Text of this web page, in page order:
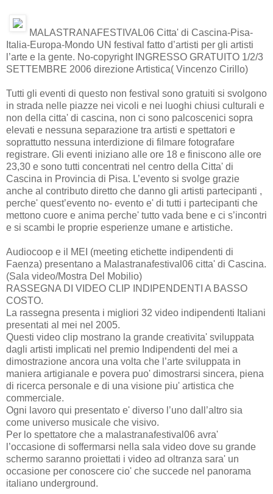
MALASTRANAFESTIVAL06 Citta' di Cascina-Pisa-
Italia-Europa-Mondo UN festival fatto d’artisti per gli artisti
l’arte e la gente. No-copyright INGRESSO GRATUITO 1/2/3
SETTEMBRE 2006 direzione Artistica( Vincenzo Cirillo)
Tutti gli eventi di questo non festival sono gratuiti si svolgono
in strada nelle piazze nei vicoli e nei luoghi chiusi culturali e
non della citta' di cascina, non ci sono palcoscenici sopra
elevati e nessuna separazione tra artisti e spettatori e
soprattutto nessuna interdizione di filmare fotografare
registrare. Gli eventi iniziano alle ore 18 e finiscono alle ore
23,30 e sono tutti concentrati nel centro della Citta' di
Cascina in Provincia di Pisa. L’evento si svolge grazie
anche al contributo diretto che danno gli artisti partecipanti ,
perche' quest’evento no- evento e' di tutti i partecipanti che
mettono cuore e anima perche' tutto vada bene e ci s’incontri
e si scambi le proprie esperienze umane e artistiche.
Audiocoop e il MEI (meeting etichette indipendenti di
Faenza) presentano a Malastranafestival06 citta' di Cascina.
(Sala video/Mostra Del Mobilio)
RASSEGNA DI VIDEO CLIP INDIPENDENTI A BASSO
COSTO.
La rassegna presenta i migliori 32 video indipendenti Italiani
presentati al mei nel 2005.
Questi video clip mostrano la grande creativita' sviluppata
dagli artisti implicati nel premio Indipendenti del mei a
dimostrazione ancora una volta che l’arte sviluppata in
maniera artigianale e povera puo' dimostrarsi sincera, piena
di ricerca personale e di una visione piu' artistica che
commerciale.
Ogni lavoro qui presentato e' diverso l’uno dall’altro sia
come universo musicale che visivo.
Per lo spettatore che a malastranafestival06 avra'
l’occasione di soffermarsi nella sala video dove su grande
schermo saranno proiettati i video ad oltranza sara' un
occasione per conoscere cio' che succede nel panorama
italiano underground.